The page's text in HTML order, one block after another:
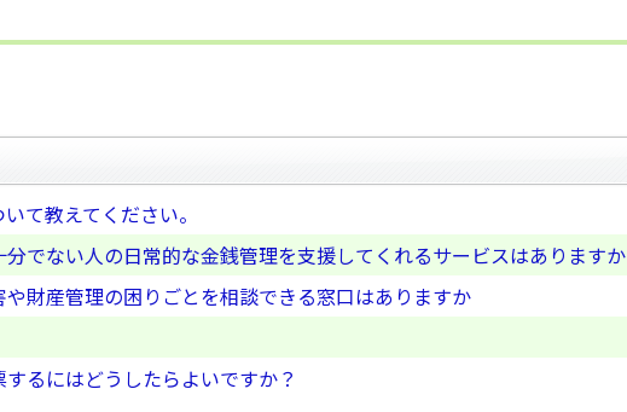
て教えてください。
でない人の日常的な金銭管理を支援してくれるサービスはありますか
財産管理の困りごとを相談できる窓口はありますか
るにはどうしたらよいですか？